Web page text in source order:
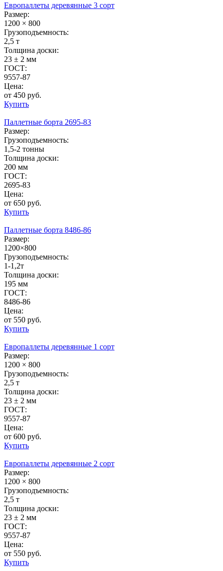
Европаллеты деревянные 3 сорт
Размер:
1200 × 800
Грузоподъемность:
2,5 т
Толщина доски:
23 ± 2 мм
ГОСТ:
9557-87
Цена:
от 450 руб.
Купить
Паллетные борта 2695-83
Размер:
Грузоподъемность:
1,5-2 тонны
Толщина доски:
200 мм
ГОСТ:
2695-83
Цена:
от 650 руб.
Купить
Паллетные борта 8486-86
Размер:
1200×800
Грузоподъемность:
1-1,2т
Толщина доски:
195 мм
ГОСТ:
8486-86
Цена:
от 550 руб.
Купить
Европаллеты деревянные 1 сорт
Размер:
1200 × 800
Грузоподъемность:
2,5 т
Толщина доски:
23 ± 2 мм
ГОСТ:
9557-87
Цена:
от 600 руб.
Купить
Европаллеты деревянные 2 сорт
Размер:
1200 × 800
Грузоподъемность:
2,5 т
Толщина доски:
23 ± 2 мм
ГОСТ:
9557-87
Цена:
от 550 руб.
Купить